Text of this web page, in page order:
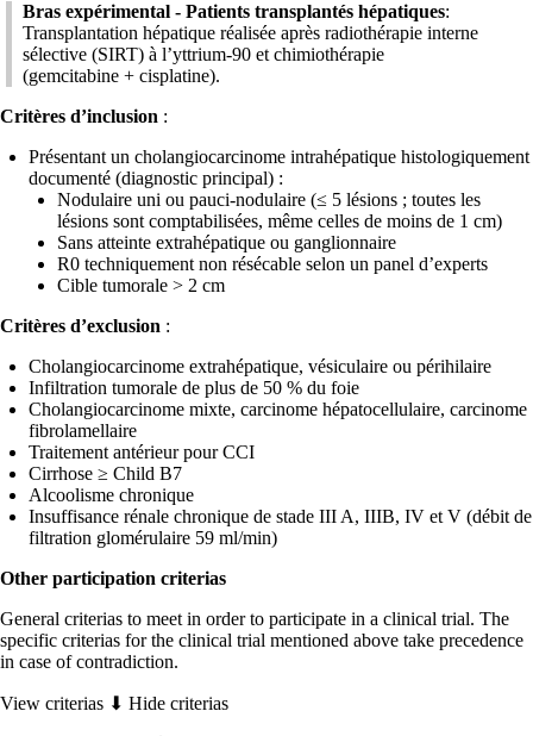
Bras expérimental - Patients transplantés hépatiques:
Transplantation hépatique réalisée après radiothérapie interne
sélective (SIRT) à l’yttrium-90 et chimiothérapie
(gemcitabine + cisplatine).
Critères d’inclusion :
Présentant un cholangiocarcinome intrahépatique histologiquement
documenté (diagnostic principal) :
Nodulaire uni ou pauci-nodulaire (≤ 5 lésions ; toutes les
lésions sont comptabilisées, même celles de moins de 1 cm)
Sans atteinte extrahépatique ou ganglionnaire
R0 techniquement non résécable selon un panel d’experts
Cible tumorale > 2 cm
Critères d’exclusion :
Cholangiocarcinome extrahépatique, vésiculaire ou périhilaire
Infiltration tumorale de plus de 50 % du foie
Cholangiocarcinome mixte, carcinome hépatocellulaire, carcinome
fibrolamellaire
Traitement antérieur pour CCI
Cirrhose ≥ Child B7
Alcoolisme chronique
Insuffisance rénale chronique de stade III A, IIIB, IV et V (débit de
filtration glomérulaire 59 ml/min)
Other participation criterias
General criterias to meet in order to participate in a clinical trial. The
specific criterias for the clinical trial mentioned above take precedence
in case of contradiction.
View criterias ⬇ Hide criterias